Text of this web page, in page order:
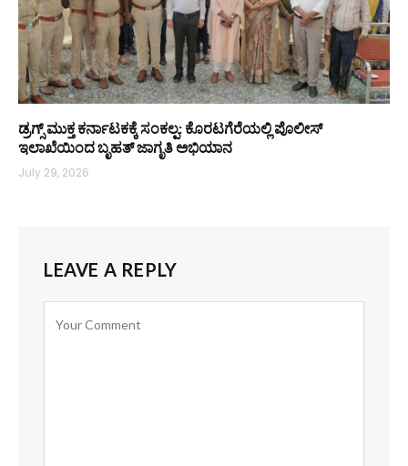
ಡ್ರಗ್ಸ್ ಮುಕ್ತ ಕರ್ನಾಟಕಕ್ಕೆ ಸಂಕಲ್ಪ: ಕೊರಟಗೆರೆಯಲ್ಲಿ ಪೊಲೀಸ್
ಇಲಾಖೆಯಿಂದ ಬೃಹತ್ ಜಾಗೃತಿ ಅಭಿಯಾನ
July 29, 2026
LEAVE A REPLY